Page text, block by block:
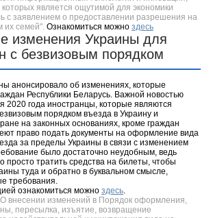
которых является ощутимой для экономики
с заявлением о предоставлении разрешения на
их семей". Ознакомиться можно здесь
изменения Украины для
с безвизовым порядком
анонсировало об изменениях, которые
Республики Беларусь. Важной новостью
2020 года иностранцы, которые являются
порядком въезда в Украину и
на законных основаниях, кроме граждан
право подать документы на оформление вида
за пределы Украины в связи с изменением
было достаточно неудобным, ведь
просто тратить средства на билеты, чтобы
туда и обратно в буквальном смысле,
требования.
ознакомиться можно здесь.
внесении изменений в Порядок оформления,
пересылка, изъятие, возвращение